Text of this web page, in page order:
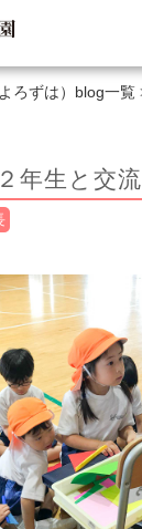
ろずは）blog一覧
年生と交流